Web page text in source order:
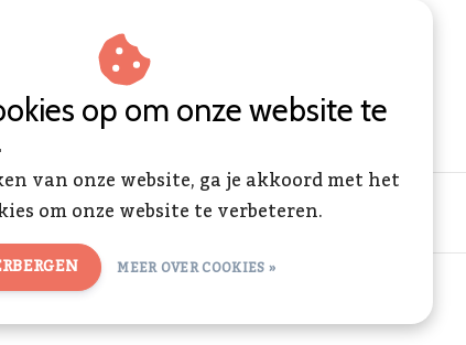
op om onze website te
van onze website, ga je akkoord met het
om onze website te verbeteren.
MEER OVER COOKIES »